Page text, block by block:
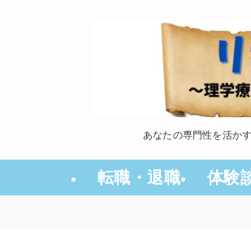
あなたの専門性を活か
転職・退職 体験